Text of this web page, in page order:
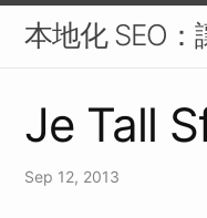
本地化 SEO
Je Tall
Sep 12, 2013